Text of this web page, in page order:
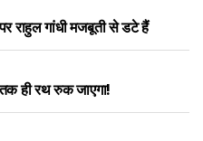
राहुल गांधी मजबूती से डटे हैं
ही रथ रुक जाएगा!